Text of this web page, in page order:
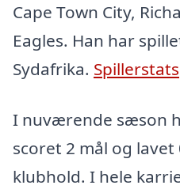
Cape Town City,
Eagles. Han har
Sydafrika. Spillerstats
I nuværende sæson
scoret 2 mål og lavet
klubhold. I hele